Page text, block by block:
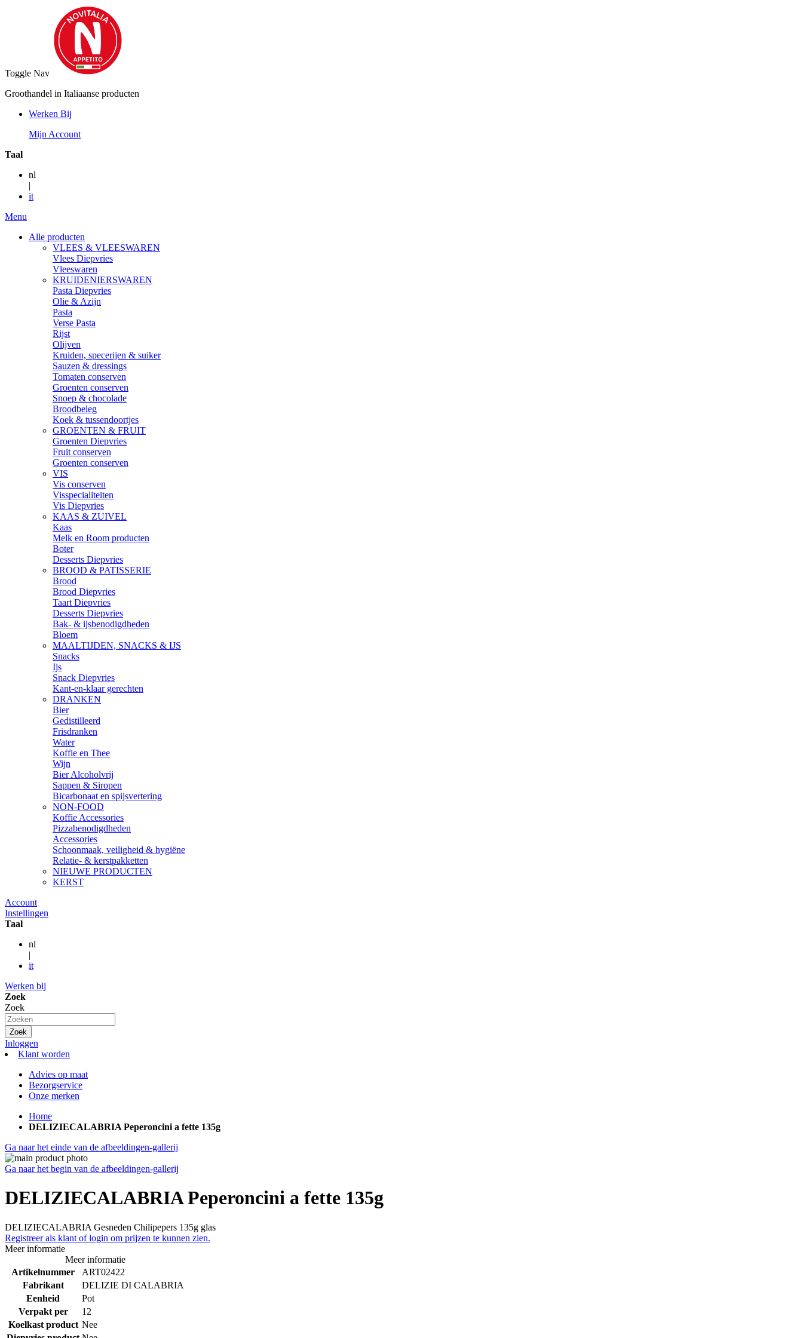
Toggle Nav
Groothandel in Italiaanse producten
Werken Bij
Mijn Account
Taal
nl
|
it
Menu
Alle producten
VLEES & VLEESWAREN
Vlees Diepvries
Vleeswaren
KRUIDENIERSWAREN
Pasta Diepvries
Olie & Azijn
Pasta
Verse Pasta
Rijst
Olijven
Kruiden, specerijen & suiker
Sauzen & dressings
Tomaten conserven
Groenten conserven
Snoep & chocolade
Broodbeleg
Koek & tussendoortjes
GROENTEN & FRUIT
Groenten Diepvries
Fruit conserven
Groenten conserven
VIS
Vis conserven
Visspecialiteiten
Vis Diepvries
KAAS & ZUIVEL
Kaas
Melk en Room producten
Boter
Desserts Diepvries
BROOD & PATISSERIE
Brood
Brood Diepvries
Taart Diepvries
Desserts Diepvries
Bak- & ijsbenodigdheden
Bloem
MAALTIJDEN, SNACKS & IJS
Snacks
Ijs
Snack Diepvries
Kant-en-klaar gerechten
DRANKEN
Bier
Gedistilleerd
Frisdranken
Water
Koffie en Thee
Wijn
Bier Alcoholvrij
Sappen & Siropen
Bicarbonaat en spijsvertering
NON-FOOD
Koffie Accessories
Pizzabenodigdheden
Accessories
Schoonmaak, veiligheid & hygiëne
Relatie- & kerstpakketten
NIEUWE PRODUCTEN
KERST
Account
Instellingen
Taal
nl
|
it
Werken bij
Zoek
Zoek
Zoek
Inloggen
Klant worden
Advies op maat
Bezorgservice
Onze merken
Home
DELIZIECALABRIA Peperoncini a fette 135g
Ga naar het einde van de afbeeldingen-gallerij
Ga naar het begin van de afbeeldingen-gallerij
DELIZIECALABRIA Peperoncini a fette 135g
DELIZIECALABRIA Gesneden Chilipepers 135g glas
Registreer als klant of login om prijzen te kunnen zien.
Meer informatie
Meer informatie
Artikelnummer
ART02422
Fabrikant
DELIZIE DI CALABRIA
Eenheid
Pot
Verpakt per
12
Koelkast product Nee